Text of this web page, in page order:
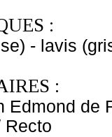
:
- lavis
:
Edmond de
Recto